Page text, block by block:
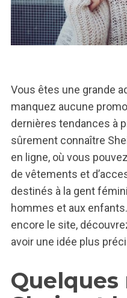
Vous êtes une grande
manquez aucune
dernières tendances à
sûrement connaître
en ligne, où vous
de vêtements et
destinés à la gent
hommes et aux
encore le site,
avoir une idée plus
Quelques